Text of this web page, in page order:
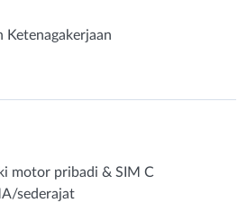
Ketenagakerjaan
motor pribadi & SIM C
sederajat